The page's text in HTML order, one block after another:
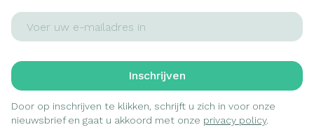
E-mail adres
Inschrijven
Door op inschrijven te klikken, schrijft u zich in voor onze
nieuwsbrief en gaat u akkoord met onze privacy policy.